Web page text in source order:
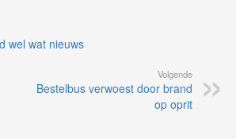
wel wat nieuws
Volgende
Bestelbus verwoest door brand
op oprit